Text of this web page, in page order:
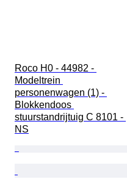
Roco H0 - 44982 -
Modeltrein
personenwagen (1) -
Blokkendoos
stuurstandrijtuig C 8101 -
NS